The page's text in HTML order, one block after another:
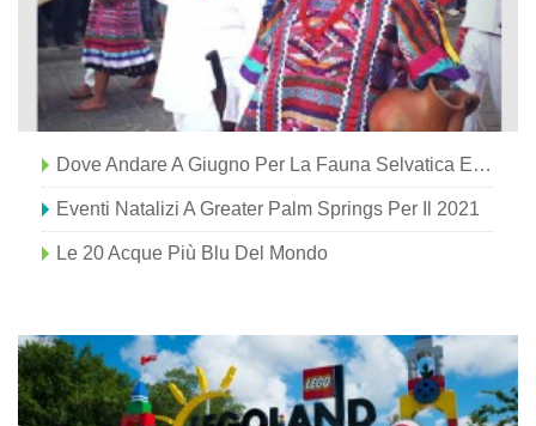
Dove Andare A Giugno Per La Fauna Selvatica E La Natura
Eventi Natalizi A Greater Palm Springs Per Il 2021
Le 20 Acque Più Blu Del Mondo